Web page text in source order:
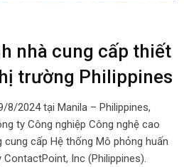
nhà cung cấp thiết
trường Philippines
8/2024 tại Manila – Philippines,
ty Công nghiệp Công nghệ cao
cấp Hệ thống Mô phỏng huấn
Inc (Philippines).